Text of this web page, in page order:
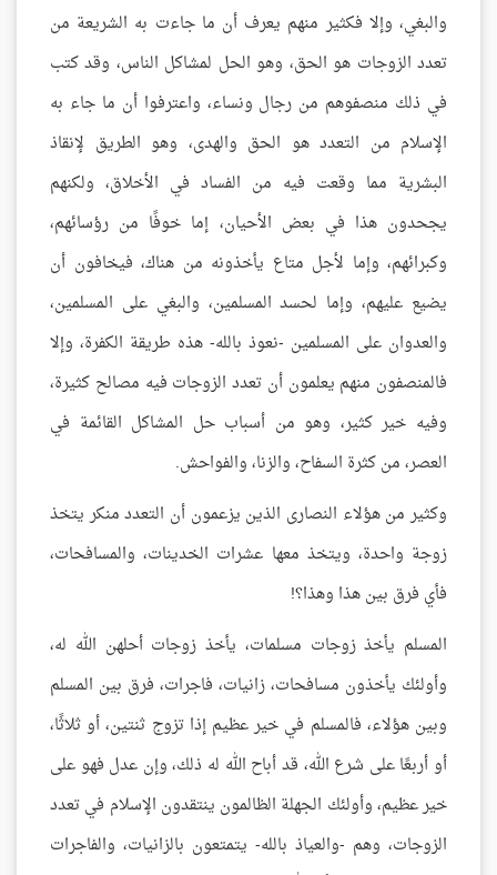
والبغي، وإلا فكثير منهم يعرف أن ما جاءت به الشريعة من
تعدد الزوجات هو الحق، وهو الحل لمشاكل الناس، وقد كتب
في ذلك منصفوهم من رجال ونساء، واعترفوا أن ما جاء به
الإسلام من التعدد هو الحق والهدى، وهو الطريق لإنقاذ
البشرية مما وقعت فيه من الفساد في الأخلاق، ولكنهم
يجحدون هذا في بعض الأحيان، إما خوفًا من رؤسائهم،
وكبرائهم، وإما لأجل متاع يأخذونه من هناك، فيخافون أن
يضيع عليهم، وإما لحسد المسلمين، والبغي على المسلمين،
والعدوان على المسلمين -نعوذ بالله- هذه طريقة الكفرة، وإلا
فالمنصفون منهم يعلمون أن تعدد الزوجات فيه مصالح كثيرة،
وفيه خير كثير، وهو من أسباب حل المشاكل القائمة في
العصر، من كثرة السفاح، والزنا، والفواحش.
وكثير من هؤلاء النصارى الذين يزعمون أن التعدد منكر يتخذ
زوجة واحدة، ويتخذ معها عشرات الخدينات، والمسافحات،
فأي فرق بين هذا وهذا؟!
المسلم يأخذ زوجات مسلمات، يأخذ زوجات أحلهن الله له،
وأولئك يأخذون مسافحات، زانيات، فاجرات، فرق بين المسلم
وبين هؤلاء، فالمسلم في خير عظيم إذا تزوج ثنتين، أو ثلاثًا،
أو أربعًا على شرع الله، قد أباح الله له ذلك، وإن عدل فهو على
خير عظيم، وأولئك الجهلة الظالمون ينتقدون الإسلام في تعدد
الزوجات، وهم -والعياذ بالله- يتمتعون بالزانيات، والفاجرات